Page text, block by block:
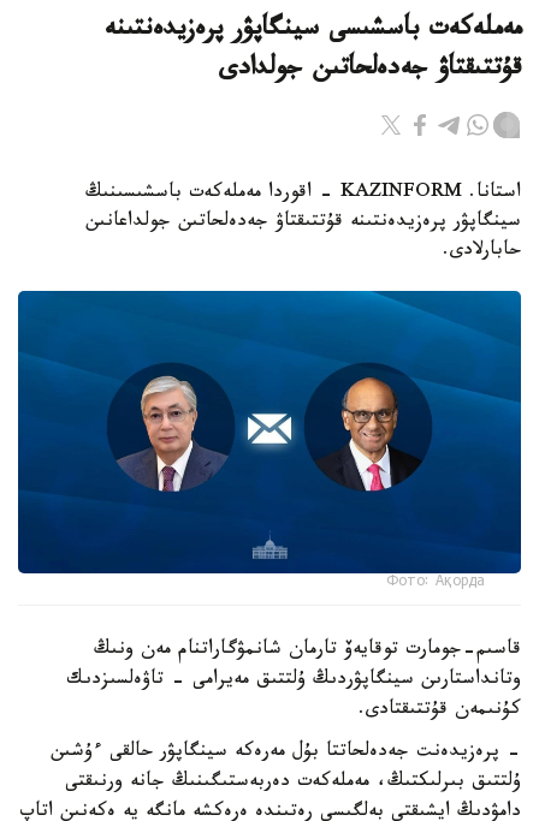
مەملەكەت باسشىسى سينگاپۋر پرەزيدەنتىنە
قۇتتىقتاۋ جەدەلحاتىن جولدادى
استانا. KAZINFORM - اقوردا مەملەكەت باسشىسىنىڭ
سينگاپۋر پرەزيدەنتىنە قۇتتىقتاۋ جەدەلحاتىن جولداعانىن
حابارلادى.
Фото: Ақорда
قاسىم-جومارت توقايەۆ تارمان شانمۋگاراتنام مەن ونىڭ
وتانداستارىن سينگاپۋردىڭ ۇلتتىق مەيرامى - تاۋەلسىزدىك
كۇنىمەن قۇتتىقتادى.
- پرەزيدەنت جەدەلحاتتا بۇل مەرەكە سينگاپۋر حالقى ءۇشىن
ۇلتتىق بىرلىكتىڭ، مەملەكەت دەربەستىگىنىڭ جانە ورنىقتى
دامۋدىڭ ايشىقتى بەلگىسى رەتىندە ەرەكشە مانگە يە ەكەنىن اتاپ